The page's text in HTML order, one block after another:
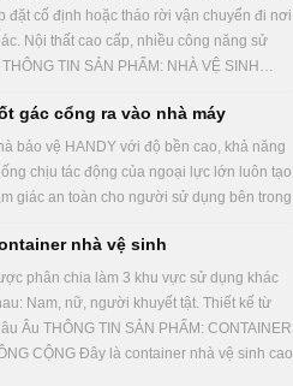
đặt cố định hoặc tháo rời vận chuyển đi nơi
Nội thất cao cấp, nhiều công năng sử
TIN SẢN PHẨM: NHÀ VỆ SINH…
gác cổng ra vào nhà máy
bảo vệ HANDY với độ bền cao, khả năng
chịu tác động của ngoại lực lớn luôn tạo
giác an toàn cho người sử dụng bên trong
nhà vệ sinh
phân chia làm 3 khu vực sử dụng khác
Nam, nữ, người khuyết tật. Thiết kế từ
Âu THÔNG TIN SẢN PHẨM: CONTAINER
CỘNG Đây là container nhà vệ sinh cao